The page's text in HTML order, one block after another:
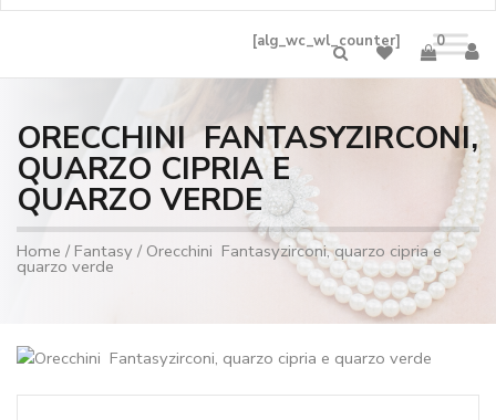
[alg_wc_wl_counter] 0
ORECCHINI FANTASYZIRCONI,
QUARZO CIPRIA E
QUARZO VERDE
Home / Fantasy / Orecchini Fantasyzirconi, quarzo cipria e
quarzo verde